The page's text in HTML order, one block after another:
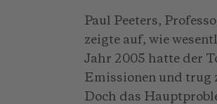
Paul Peeters,
zeigte auf, wie
Jahr 2005 hatte der
Emissionen und trug
Doch das